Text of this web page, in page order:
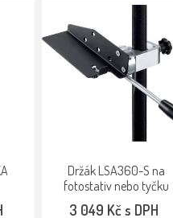
Držák LSA360-S na
fotostativ nebo tyčku
3 049 Kč s DPH